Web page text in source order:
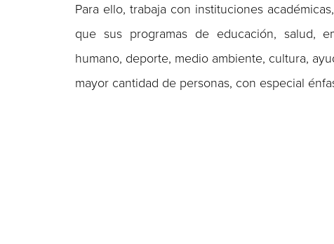
Para ello, trabaja con instituciones
que sus programas de educación, salud,
humano, deporte, medio ambiente, cultura,
mayor cantidad de personas, con especial